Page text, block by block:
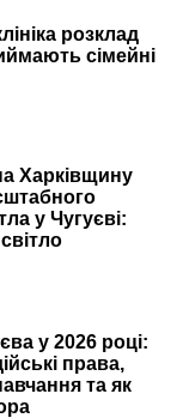
розклад
сімейні
Харківщину
у Чугуєві:
у 2026 році:
права,
та як